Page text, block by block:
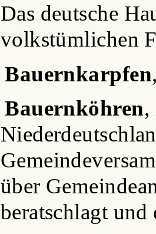
Das deutsche
volkstümlichen
Bauernkarpfen
Bauernköhren,
über
beratschlagt